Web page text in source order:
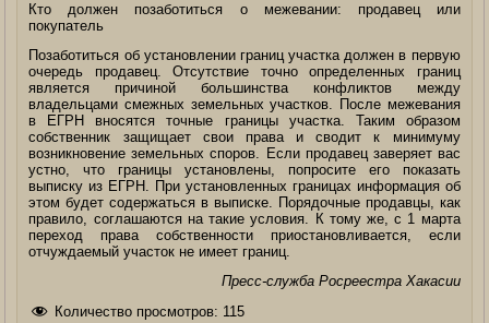
Кто должен позаботиться о межевании: продавец или
покупатель
Позаботиться об установлении границ участка должен в первую
очередь продавец. Отсутствие точно определенных границ
является причиной большинства конфликтов между
владельцами смежных земельных участков. После межевания
в ЕГРН вносятся точные границы участка. Таким образом
собственник защищает свои права и сводит к минимуму
возникновение земельных споров. Если продавец заверяет вас
устно, что границы установлены, попросите его показать
выписку из ЕГРН. При установленных границах информация об
этом будет содержаться в выписке. Порядочные продавцы, как
правило, соглашаются на такие условия. К тому же, с 1 марта
переход права собственности приостановливается, если
отчуждаемый участок не имеет границ.
Пресс-служба Росреестра Хакасии
Количество просмотров: 115